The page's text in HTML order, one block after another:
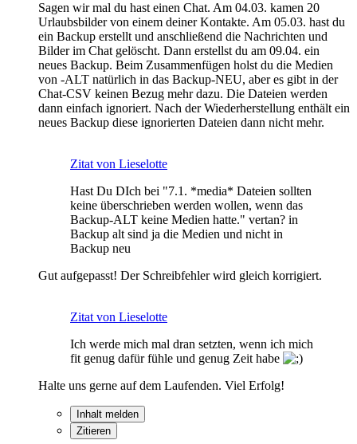
Sagen wir mal du hast einen Chat. Am 04.03. kamen 20
Urlaubsbilder von einem deiner Kontakte. Am 05.03. hast du
ein Backup erstellt und anschließend die Nachrichten und
Bilder im Chat gelöscht. Dann erstellst du am 09.04. ein
neues Backup. Beim Zusammenfügen holst du die Medien
von -ALT natürlich in das Backup-NEU, aber es gibt in der
Chat-CSV keinen Bezug mehr dazu. Die Dateien werden
dann einfach ignoriert. Nach der Wiederherstellung enthält ein
neues Backup diese ignorierten Dateien dann nicht mehr.
Zitat von Lieselotte
Hast Du DIch bei "7.1. *media* Dateien sollten
keine überschrieben werden wollen, wenn das
Backup-ALT keine Medien hatte." vertan? in
Backup alt sind ja die Medien und nicht in
Backup neu
Gut aufgepasst! Der Schreibfehler wird gleich korrigiert.
Zitat von Lieselotte
Ich werde mich mal dran setzten, wenn ich mich
fit genug dafür fühle und genug Zeit habe
Halte uns gerne auf dem Laufenden. Viel Erfolg!
Inhalt melden
Zitieren